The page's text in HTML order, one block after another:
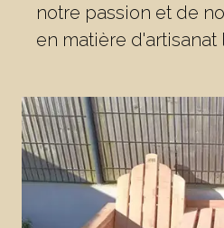
notre passion et de
en matière d'artisanat